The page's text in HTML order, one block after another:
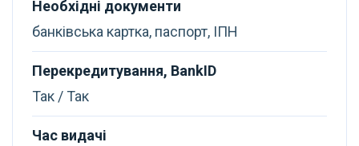
Необхідні документи
банківська картка, паспорт, ІПН
Перекредитування, BankID
Так / Так
Час видачі